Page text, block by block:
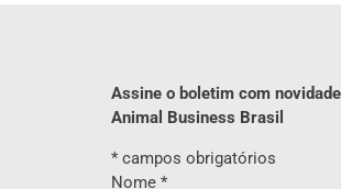
Assine o boletim com
Animal Business Brasil
* campos obrigatórios
Nome *